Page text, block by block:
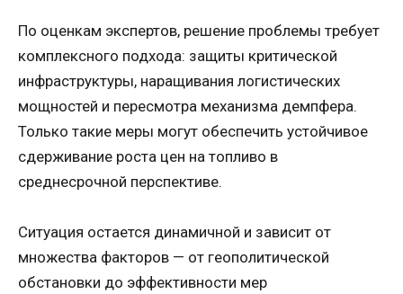
По оценкам экспертов, решение проблемы требует
комплексного подхода: защиты критической
инфраструктуры, наращивания логистических
мощностей и пересмотра механизма демпфера.
Только такие меры могут обеспечить устойчивое
сдерживание роста цен на топливо в
среднесрочной перспективе.
Ситуация остается динамичной и зависит от
множества факторов — от геополитической
обстановки до эффективности мер